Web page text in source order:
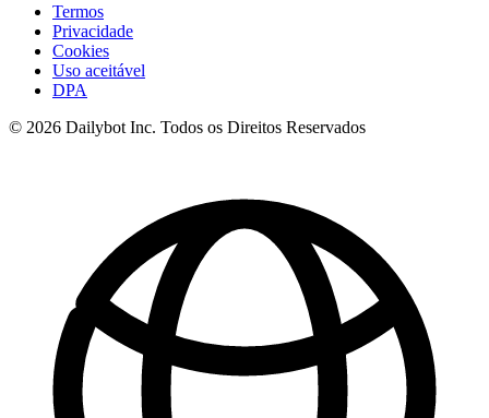
Termos
Privacidade
Cookies
Uso aceitável
DPA
© 2026 Dailybot Inc. Todos os Direitos Reservados